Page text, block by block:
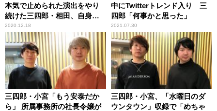
本気で止められた演出をやり
続けた三四郎・相田、自身の
名前がトレンド入りし「報わ
れた」
2020.12.18
中にTwitterトレンド入り 三
四郎「何事かと思った」
2021.07.30
三四郎・小宮「もう安泰だか
ら」 所属事務所の社長令嬢が
三四郎・小宮、「水曜日のダ
ウンタウン」収録で「めちゃ